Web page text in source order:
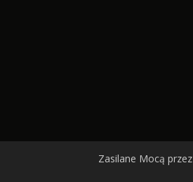
Zasilane Mocą przez